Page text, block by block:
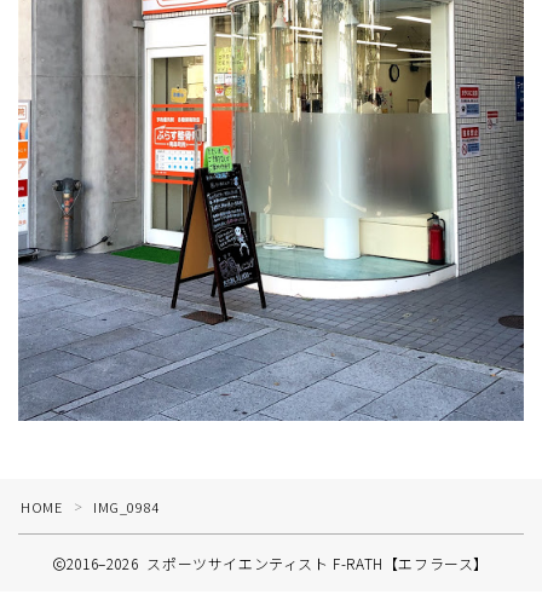
ブログ
HOME ＞ IMG_0984
2016–2026 スポーツサイエンティスト F-RATH【エフラース】